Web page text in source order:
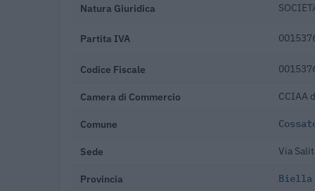
Natura Giuridica
Partita IVA
Codice Fiscale
Camera di Commercio CCIAA
Comune
Sede Via
Provincia Biella